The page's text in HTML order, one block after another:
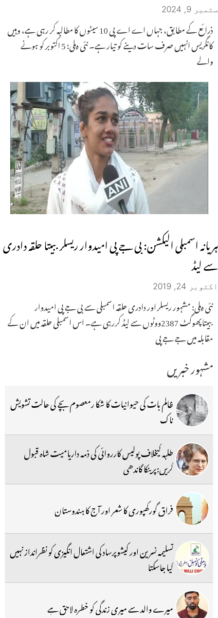
ستمبر 9, 2024
ذرائع کے مطابق، جہاں اے اے پی 10 سیٹوں کا مطالبہ کر رہی ہے، وہیں
کانگریس انہیں صرف سات دینے کو تیار ہے۔ نئی دہلی: 5 اکتوبر کو ہونے
والے
ہریانہ اسمبلی الیکشن: بی جے پی امیدوار ریسلر ببیتا حلقہ دادری
سے لیڈ
اکتوبر 24, 2019
نئی دہلی: مشہور ریسلر اور دادری حلقہ اسمبلی سے بی جے پی امیدوار
ببیتاپھوگٹ 2387ووٹوں سے لیڈ کررہی ہے۔ اس اسمبلی حلقہ میں ان کے
مقابلہ میں جے جے پی
مشہور خبریں
ظالم بات کی حیوانیات کا شکا رمعصوم بچے کی حالت تشویش
ناک
طلبہ کیخلاف پولیس کارروائی کی ذمہ داریامیت شاہ قبول
کریں:پرینکا گاندھی
فراق گورکھپوری کا شعر اور آج کا ہندوستان
تسلیمہ نسرین اور کیشوپرساد کی اشتعال انگیزی کو نظرانداز نہیں
کیا جاسکتا
میرے والد سے میری زندگی کو خطرہ لاحق ہے